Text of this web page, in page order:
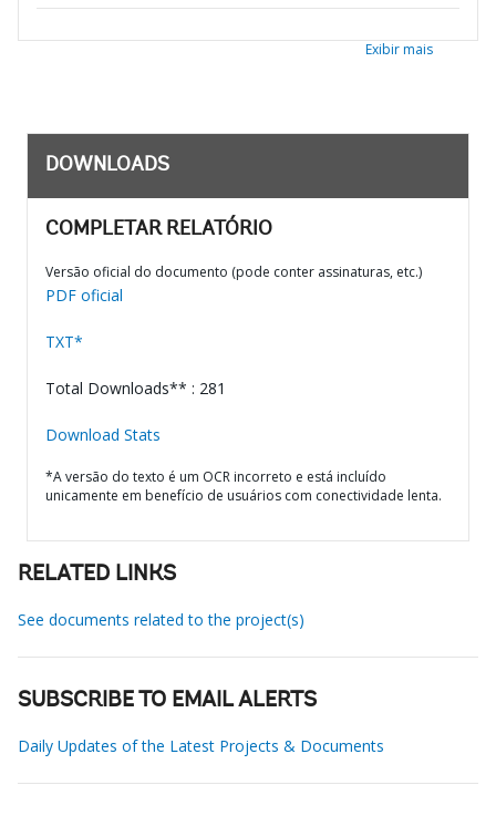
Exibir mais
DOWNLOADS
COMPLETAR RELATÓRIO
Versão oficial do documento (pode conter assinaturas, etc.)
PDF oficial
TXT*
Total Downloads** : 281
Download Stats
*A versão do texto é um OCR incorreto e está incluído
unicamente em benefício de usuários com conectividade lenta.
RELATED LINKS
See documents related to the project(s)
SUBSCRIBE TO EMAIL ALERTS
Daily Updates of the Latest Projects & Documents